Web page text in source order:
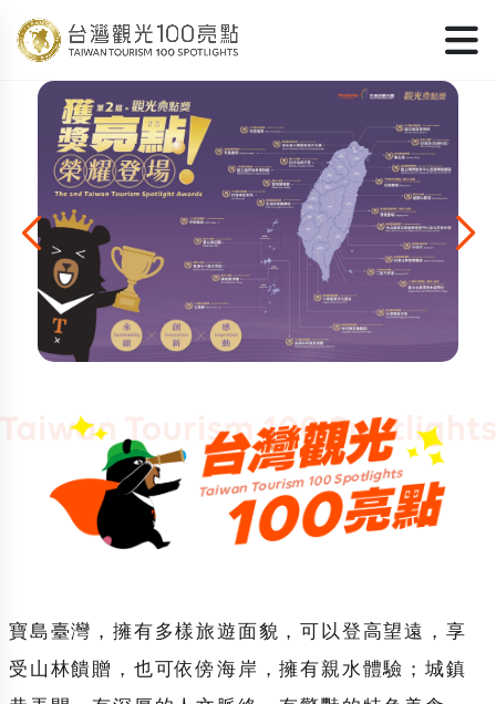
寶島臺灣，擁有多樣旅遊面貌，可以登高望遠，享
受山林饋贈，也可依傍海岸，擁有親水體驗；城鎮